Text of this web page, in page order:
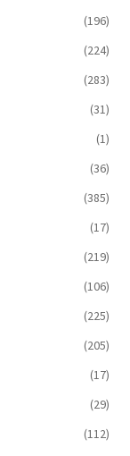
(196)
(224)
(283)
(31)
(1)
(36)
(385)
(17)
(219)
(106)
(225)
(205)
(17)
(29)
(112)